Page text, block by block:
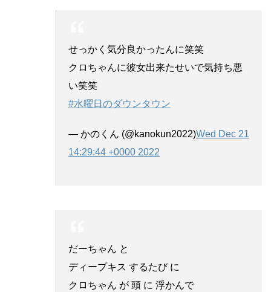
せっかく気分良かったんに笑笑
クロちゃんに彼女出来たせいで気持ち悪
い笑笑
#水曜日のダウンタウン
— かのくん (@kanokun2022)Wed Dec 21
14:29:44 +0000 2022
だーちゃん と
ディープキス するたび に
クロちゃん が 頭 に 浮かんで